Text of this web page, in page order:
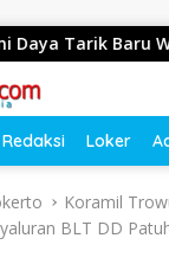
Baru Wisata
Redaksi Loker
Koramil
BLT DD